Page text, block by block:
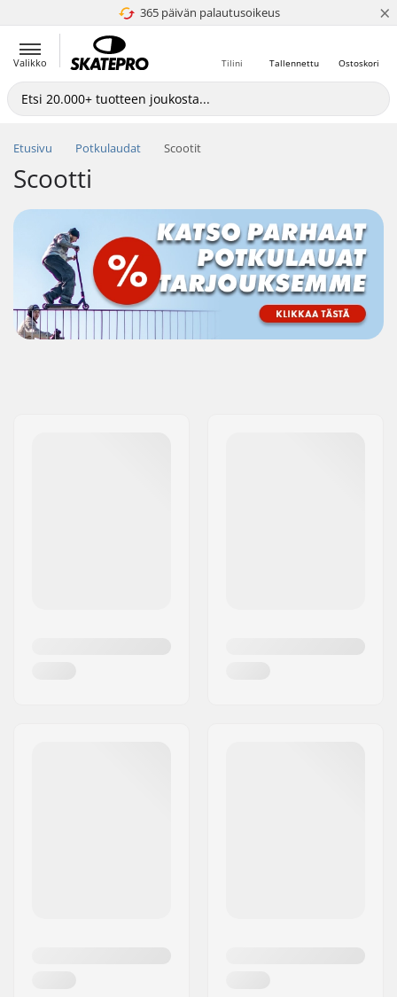
365 päivän palautusoikeus
4.8 / 5 ×
Valikko Ostoskori
Tallennettu
Tilini
Etusivu Potkulaudat Scootit
Scootti